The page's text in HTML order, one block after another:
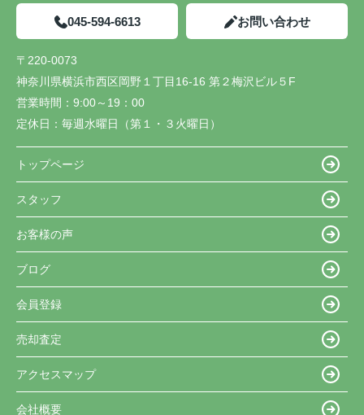
045-594-6613 お問い合わせ
〒220-0073
神奈川県横浜市西区岡野１丁目16-16 第２梅沢ビル５F
営業時間： 9:00～19：00
定休日： 毎週水曜日（第１・３火曜日）
トップページ
スタッフ
お客様の声
ブログ
会員登録
売却査定
アクセスマップ
会社概要